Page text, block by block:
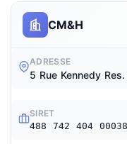
CM&H
ADRESSE
5 Rue Kennedy
SIRET
488 742 404 00038